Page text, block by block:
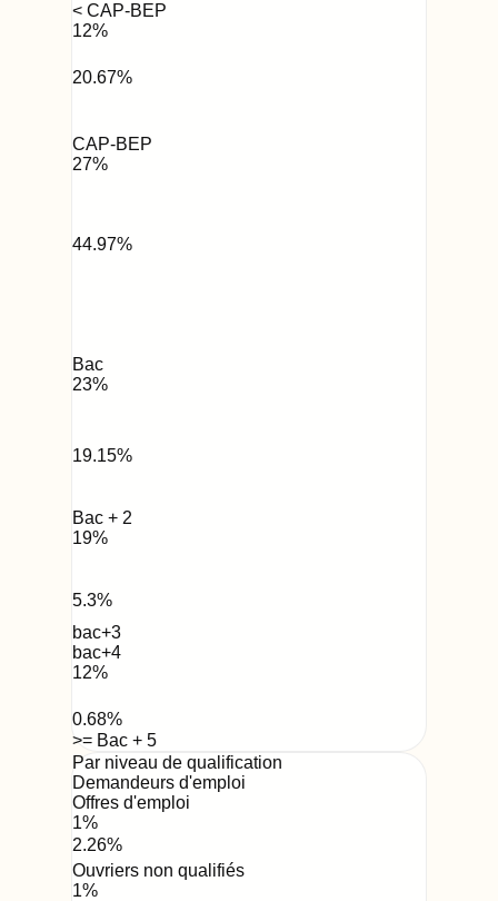
< CAP-BEP
12%
20.67%
CAP-BEP
27%
44.97%
Bac
23%
19.15%
Bac + 2
19%
5.3%
bac+3
bac+4
12%
0.68%
>= Bac + 5
Par niveau de qualification
Demandeurs d'emploi
Offres d'emploi
1%
2.26%
Ouvriers non qualifiés
1%